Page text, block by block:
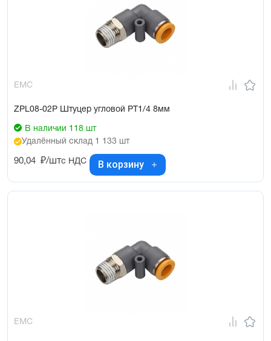
EMC
ZPL08-02P Штуцер угловой PT1/4 8мм
В наличии 118 шт
Удалённый склад 1 133 шт
90,04 ₽/штс НДС В корзину
EMC